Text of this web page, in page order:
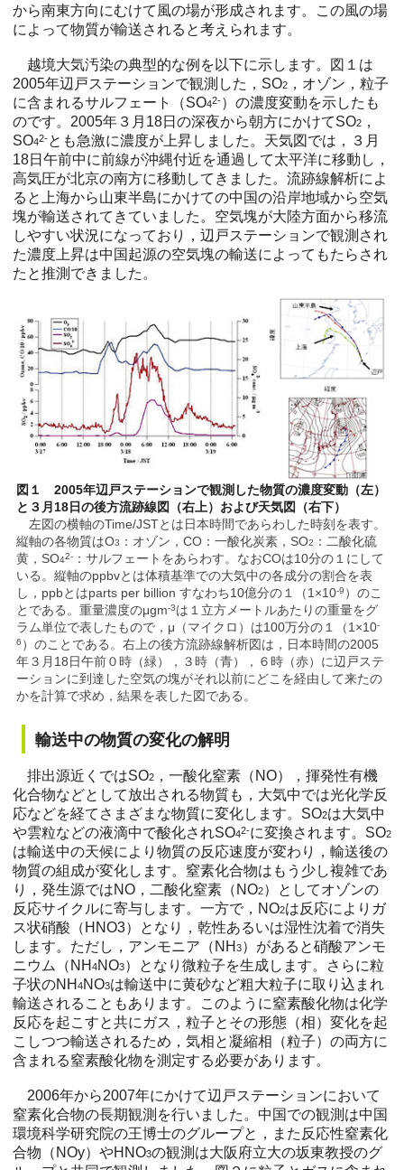
から南東方向にむけて風の場が形成されます。この風の場
によって物質が輸送されると考えられます。
越境大気汚染の典型的な例を以下に示します。図１は
2005年辺戸ステーションで観測した，SO2 ，オゾン，粒子
に含まれるサルフェート（SO42-）の濃度変動を示したも
のです。2005年３月18日の深夜から朝方にかけてSO2 ，
SO42-とも急激に濃度が上昇しました。天気図では，３月
18日午前中に前線が沖縄付近を通過して太平洋に移動し，
高気圧が北京の南方に移動してきました。流跡線解析によ
ると上海から山東半島にかけての中国の沿岸地域から空気
塊が輸送されてきていました。空気塊が大陸方面から移流
しやすい状況になっており，辺戸ステーションで観測され
た濃度上昇は中国起源の空気塊の輸送によってもたらされ
たと推測できました。
図１ 2005年辺戸ステーションで観測した物質の濃度変動（左）
と３月18日の後方流跡線図（右上）および天気図（右下）
左図の横軸のTime/JSTとは日本時間であらわした時刻を表す。
縦軸の各物質はO3 ：オゾン，CO：一酸化炭素，SO2
：二酸化硫
黄，SO42- ：サルフェートをあらわす。なおCOは10分の１にして
いる。縦軸のppbvとは体積基準での大気中の各成分の割合を表
し，ppbとはparts per billion すなわち10億分の１（1×10-9 ）のこ
とである。重量濃度のμgm-3は１立方メートルあたりの重量をグ
ラム単位で表したもので，μ（マイクロ）は100万分の１（1×10-
6 ）のことである。右上の後方流跡線解析図は，日本時間の2005
年３月18日午前０時（緑），３時（青），６時（赤）に辺戸ステ
ーションに到達した空気の塊がそれ以前にどこを経由して来たの
かを計算で求め，結果を表した図である。
輸送中の物質の変化の解明
排出源近くではSO2 ，一酸化窒素（NO），揮発性有機
化合物などとして放出される物質も，大気中では光化学反
応などを経てさまざまな物質に変化します。SO2は大気中
や雲粒などの液滴中で酸化されSO42-に変換されます。SO2
は輸送中の天候により物質の反応速度が変わり，輸送後の
物質の組成が変化します。窒素化合物はもう少し複雑であ
り，発生源ではNO，二酸化窒素（NO2）としてオゾンの
反応サイクルに寄与します。一方で，NO2は反応によりガ
ス状硝酸（HNO3）となり，乾性あるいは湿性沈着で消失
します。ただし，アンモニア（NH 3）があると硝酸アンモ
ニウム（NH 4NO3）となり微粒子を生成します。さらに粒
子状のNH 4NO3は輸送中に黄砂など粗大粒子に取り込まれ
輸送されることもあります。このように窒素酸化物は化学
反応を起こすと共にガス，粒子とその形態（相）変化を起
こしつつ輸送されるため，気相と凝縮相（粒子）の両方に
含まれる窒素酸化物を測定する必要があります。
2006年から2007年にかけて辺戸ステーションにおいて
窒素化合物の長期観測を行いました。中国での観測は中国
環境科学研究院の王博士のグループと，また反応性窒素化
合物（NOy）やHNO3の観測は大阪府立大の坂東教授のグ